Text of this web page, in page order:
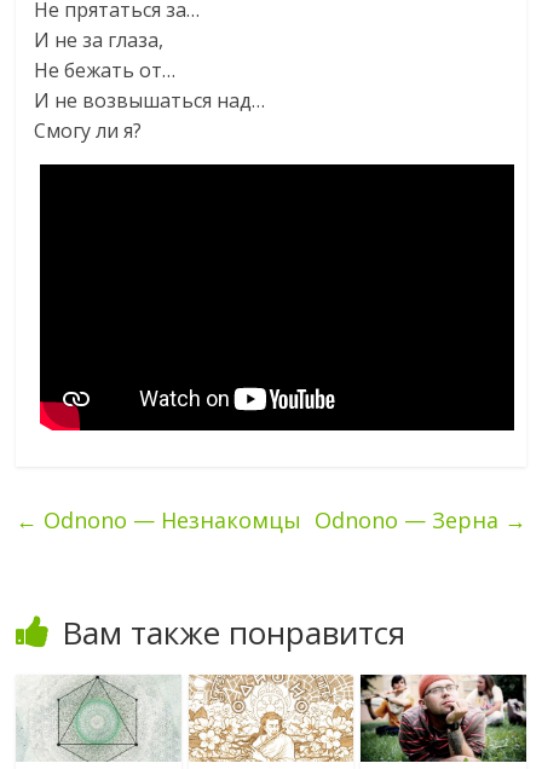
Не прятаться за…
И не за глаза,
Не бежать от…
И не возвышаться над…
Смогу ли я?
← Odnono — Незнакомцы Odnono — Зерна →
Вам также понравится